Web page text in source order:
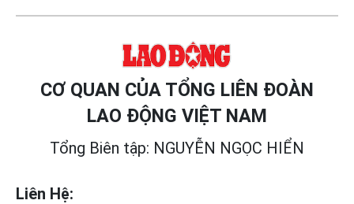
CƠ QUAN CỦA TỔNG LIÊN ĐOÀN
LAO ĐỘNG VIỆT NAM
Tổng Biên tập: NGUYỄN NGỌC HIỂN
Liên Hệ: